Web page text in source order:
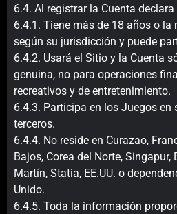
6.4. Al registrar la Cuenta declara
6.4.1. Tiene más de 18 años o la
según su jurisdicción y puede
6.4.2. Usará el Sitio y la Cuenta
genuina, no para operaciones
recreativos y de entretenimiento.
6.4.3. Participa en los Juegos en
terceros.
6.4.4. No reside en Curazao,
Bajos, Corea del Norte, Singapur,
Martín, Statia, EE.UU. o
Unido.
6.4.5. Toda la información